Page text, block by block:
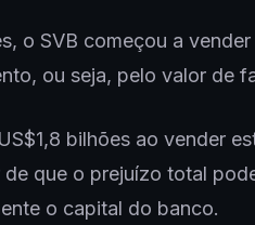
o SVB começou a
ou seja, pelo valor de
bilhões ao vender
que o prejuízo total
o capital do banco.